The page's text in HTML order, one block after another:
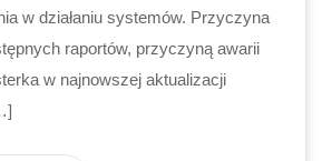
w działaniu systemów. Przyczyna
raportów, przyczyną awarii
w najnowszej aktualizacji